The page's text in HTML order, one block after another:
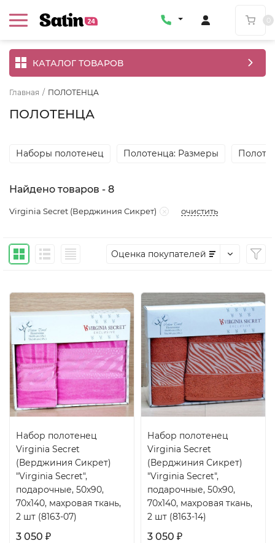
КАТАЛОГ ТОВАРОВ
Главная / ПОЛОТЕНЦА
ПОЛОТЕНЦА
Наборы полотенец Полотенца: Размеры
Найдено товаров - 8
Virginia Secret (Верджиния Сикрет) очистить
Оценка покупателей
Набор полотенец
Virginia Secret
(Верджиния Сикрет)
"Virginia Secret",
подарочные, 50x90,
70x140, махровая ткань,
2 шт (8163-07)
3 050 ₽
Набор полотенец
Virginia Secret
(Верджиния Сикрет)
"Virginia Secret",
подарочные, 50x90,
70x140, махровая ткань,
2 шт (8163-14)
3 050 ₽